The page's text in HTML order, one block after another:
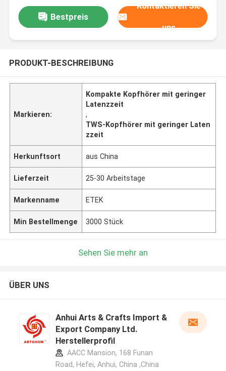
Bestpreis
Kontaktieren Sie
uns
PRODUKT-BESCHREIBUNG
Markieren:
Kompakte Kopfhörer mit geringer
Latenzzeit
,
TWS-Kopfhörer mit geringer Laten
zzeit
Herkunftsort aus China
Lieferzeit 25-30 Arbeitstage
Markenname ETEK
Min Bestellmenge 3000 Stück
Sehen Sie mehr an
ÜBER UNS
Anhui Arts & Crafts Import &
Export Company Ltd.
Herstellerprofil
AACC Mansion, 168 Funan
Road, Hefei, Anhui, China ,China